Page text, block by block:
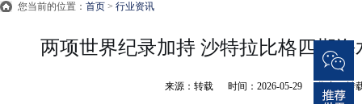
您当前的位置： 首页 > 行业资讯
两项世界纪录加持 沙特拉比格四期
来源： 转载 时间： 2026-05-29 转